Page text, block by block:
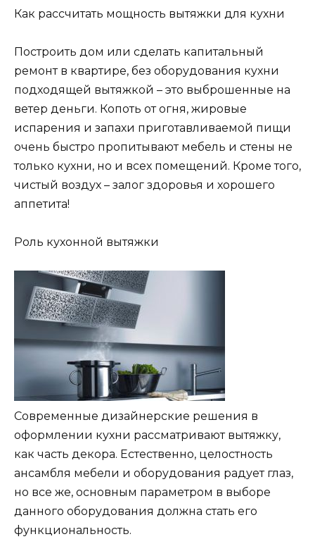
Как рассчитать мощность вытяжки для кухни
Построить дом или сделать капитальный
ремонт в квартире, без оборудования кухни
подходящей вытяжкой – это выброшенные на
ветер деньги. Копоть от огня, жировые
испарения и запахи приготавливаемой пищи
очень быстро пропитывают мебель и стены не
только кухни, но и всех помещений. Кроме того,
чистый воздух – залог здоровья и хорошего
аппетита!
Роль кухонной вытяжки
Современные дизайнерские решения в
оформлении кухни рассматривают вытяжку,
как часть декора. Естественно, целостность
ансамбля мебели и оборудования радует глаз,
но все же, основным параметром в выборе
данного оборудования должна стать его
функциональность.